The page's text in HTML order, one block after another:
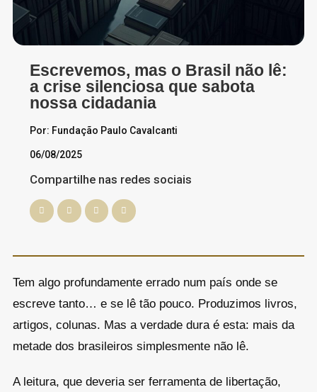
Escrevemos, mas o Brasil não lê:
a crise silenciosa que sabota
nossa cidadania
Por: Fundação Paulo Cavalcanti
06/08/2025
Compartilhe nas redes sociais
Tem algo profundamente errado num país onde se
escreve tanto… e se lê tão pouco. Produzimos livros,
artigos, colunas. Mas a verdade dura é esta: mais da
metade dos brasileiros simplesmente não lê.
A leitura, que deveria ser ferramenta de libertação,